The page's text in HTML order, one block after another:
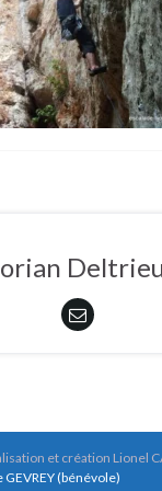
et création Lionel
(bénévole)